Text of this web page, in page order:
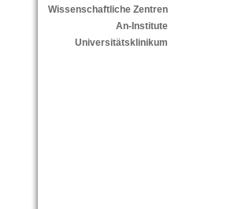
Wissenschaftliche Zentren
An-Institute
Universitätsklinikum